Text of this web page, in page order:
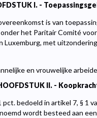
I. -
is van
het Paritair Comité
Luxemburg, met
en vrouwelijke
II. -
pct. bedoeld in artikel 7, § 1
wordt besteed aan